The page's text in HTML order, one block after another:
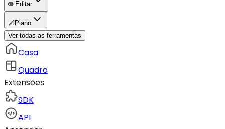
✏️ Editar
📐 Plano
Ver todas as ferramentas
Casa
Quadro
Extensões
SDK
API